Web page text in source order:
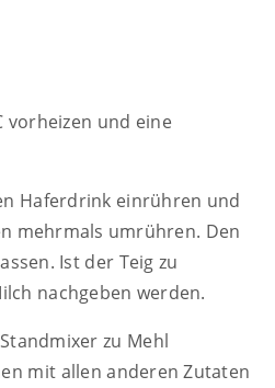
vorheizen und eine
Haferdrink einrühren und
mehrmals umrühren. Den
Ist der Teig zu
nachgeben werden.
zu Mehl
mit allen anderen Zutaten